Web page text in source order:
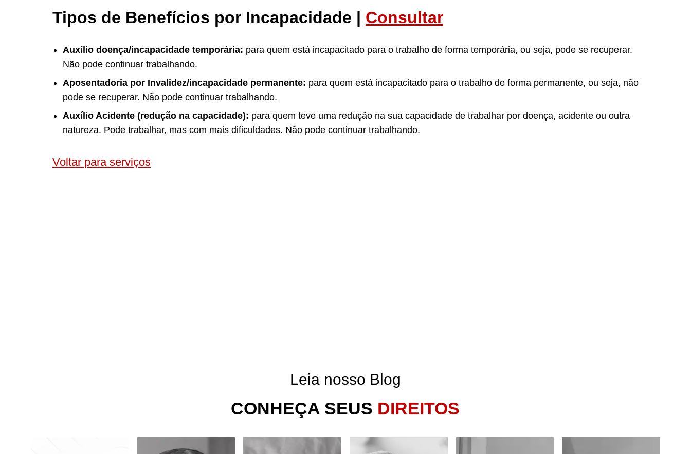
Tipos de Benefícios por Incapacidade | Consultar
Auxílio doença/incapacidade temporária: para quem está incapacitado para o trabalho de forma temporária, ou seja, pode se recuperar.
Não pode continuar trabalhando.
Aposentadoria por Invalidez/incapacidade permanente: para quem está incapacitado para o trabalho de forma permanente, ou seja, não
pode se recuperar. Não pode continuar trabalhando.
Auxílio Acidente (redução na capacidade): para quem teve uma redução na sua capacidade de trabalhar por doença, acidente ou outra
natureza. Pode trabalhar, mas com mais dificuldades. Não pode continuar trabalhando.
Voltar para serviços
Leia nosso Blog
CONHEÇA SEUS DIREITOS